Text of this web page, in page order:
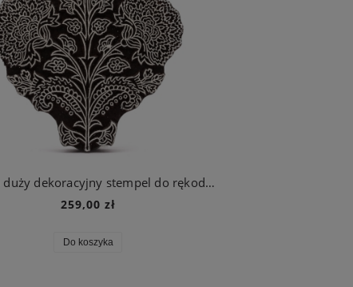
Bardzo duży dekoracyjny stempel do rękodzieła
259,00 zł
Do koszyka